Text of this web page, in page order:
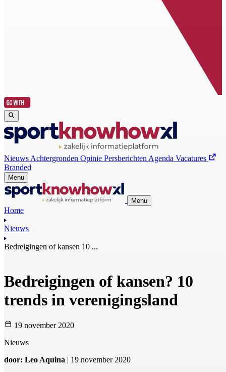
Nieuws Achtergronden Opinie Persberichten Agenda Vacatures
Branded
Menu
Menu
Home
Nieuws
Bedreigingen of kansen 10 ...
Bedreigingen of kansen? 10
trends in verenigingsland
19 november 2020
Nieuws
door: Leo Aquina | 19 november 2020